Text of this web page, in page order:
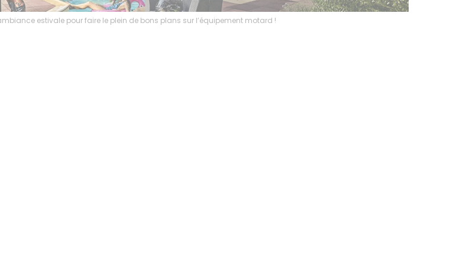
de l’ambiance estivale pour faire le plein de bons plans sur l’équipement motard !